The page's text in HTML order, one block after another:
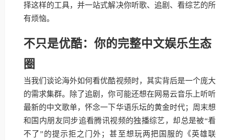
择这样的工具，并一站式解决你听歌、追剧、看综艺的所
有烦恼。
不只是优酷：你的完整中文娱乐生态
圈
当我们谈论海外如何看优酷视频时，其实背后是一个庞大
的需求集群。除了追剧，你可能还想在网易云音乐上听听
最新的中文歌单，怀念一下华语乐坛的黄金时代；周末想
和国内朋友同步追看腾讯视频的独播综艺，却总是被“看
不了”的提示拒之门外；甚至想玩两把国服的《英雄联